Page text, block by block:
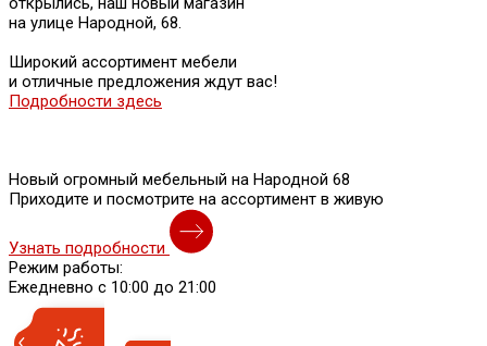
на улице Народной, 68.
Широкий ассортимент мебели
и отличные предложения ждут вас!
Подробности здесь
Новый огромный мебельный на Народной 68
Приходите и посмотрите на ассортимент в живую
Узнать подробности
Режим работы:
Ежедневно с 10:00 до 21:00